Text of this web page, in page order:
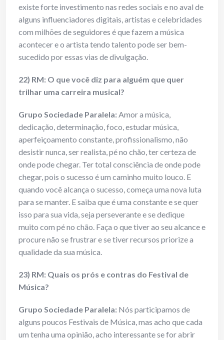
existe forte investimento nas redes sociais e no aval de
alguns influenciadores digitais, artistas e celebridades
com milhões de seguidores é que fazem a música
acontecer e o artista tendo talento pode ser bem-
sucedido por essas vias de divulgação.
22) RM: O que você diz para alguém que quer
trilhar uma carreira musical?
Grupo Sociedade Paralela:Amor a música,
dedicação, determinação, foco, estudar música,
aperfeiçoamento constante, profissionalismo, não
desistir nunca, ser realista, pé no chão, ter certeza de
onde pode chegar. Ter total consciência de onde pode
chegar, pois o sucesso é um caminho muito louco. E
quando você alcança o sucesso, começa uma nova luta
para se manter. E saiba que é uma constante e se quer
isso para sua vida, seja perseverante e se dedique
muito com pé no chão. Faça o que tiver ao seu alcance e
procure não se frustrar e se tiver recursos priorize a
qualidade da sua música.
23) RM: Quais os prós e contras do Festival de
Música?
Grupo Sociedade Paralela: Nós participamos de
alguns poucos Festivais de Música, mas acho que cada
um tenha uma opinião, acho interessante se for abrir